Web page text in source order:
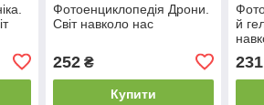
Фотоенциклопедія Дрони.
Світ навколо нас
252₴
Купити
й
231